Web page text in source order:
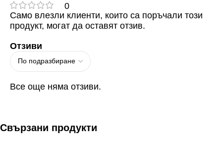
0
Отзиви
Все още няма отзиви.
Само влезли клиенти, които са поръчали този
продукт, могат да оставят отзив.
Свързани продукти